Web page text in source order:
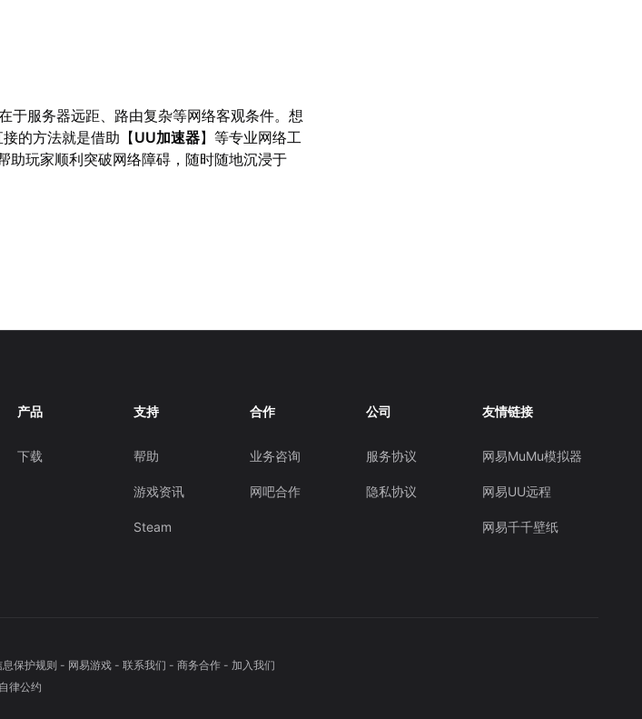
于服务器远距、路由复杂等网络客观条件。想
的方法就是借助【UU加速器】等专业网络工
助玩家顺利突破网络障碍，随时随地沉浸于
产品
下载
支持
帮助
游戏资讯
Steam
合作
业务咨询
网吧合作
公司
服务协议
隐私协议
友情链接
网易MuMu模拟器
网易UU远程
网易千千壁纸
保护规则 - 网易游戏- 联系我们 - 商务合作- 加入我们
律公约